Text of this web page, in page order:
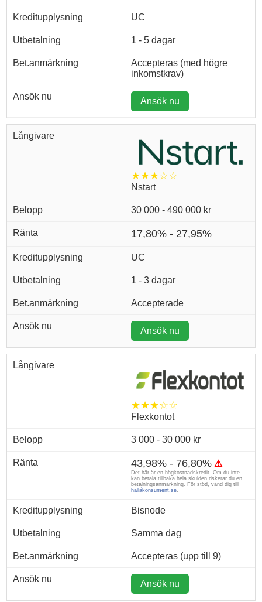
UC
1 - 5 dagar
Accepteras (med högre
inkomstkrav)
Ansök nu
★★★☆☆
Nstart
30 000 - 490 000 kr
17,80% - 27,95%
UC
1 - 3 dagar
Accepterade
Ansök nu
★★★☆☆
Flexkontot
3 000 - 30 000 kr
43,98% - 76,80% ⚠
Det här är en högkostnadskredit. Om du inte
kan betala tillbaka hela skulden riskerar du en
betalningsanmärkning. För stöd, vänd dig till
hallåkonsument.se.
Bisnode
Samma dag
Accepteras (upp till 9)
Ansök nu